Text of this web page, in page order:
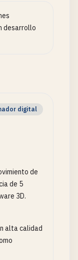
desarrollo
digital
de
de 5
3D.
alta calidad